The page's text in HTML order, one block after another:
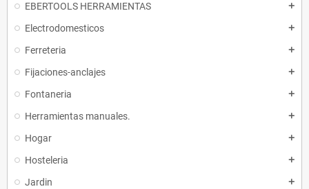
EBERTOOLS HERRAMIENTAS add
Electrodomesticos add
Ferreteria add
Fijaciones-anclajes add
Fontaneria add
Herramientas manuales. add
Hogar add
Hosteleria add
Jardin add